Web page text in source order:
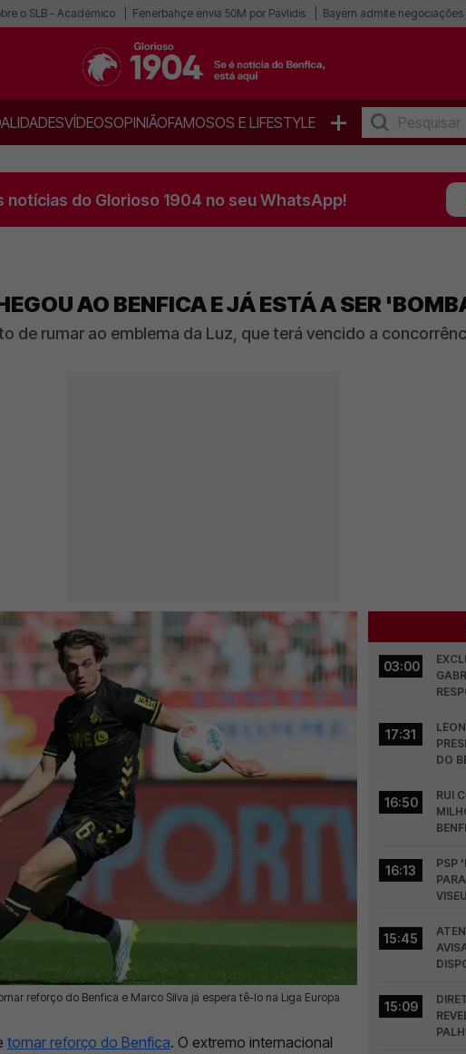
o SLB - Académico Fenerbahçe envia 50M por Pavlidis Bayern admite
VÍDEOSOPINIÃOFAMOSOS E LIFESTYLE +
notícias do Glorioso 1904 no seu WhatsApp!
AO BENFICA E JÁ ESTÁ A SER
de rumar ao emblema da Luz, que terá vencido a
reforço do Benfica e Marco Silva já espera tê-lo na Liga Europa
tornar reforço do Benfica. O extremo internacional
03:00
17:31
DO
16:50
RUI
16:13
PSP
VISEU
15:45
15:09